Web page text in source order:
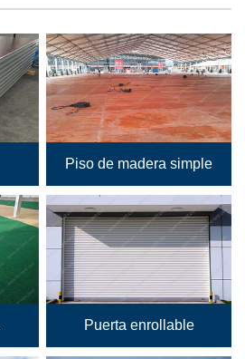
Piso de madera simple
Puerta enrollable